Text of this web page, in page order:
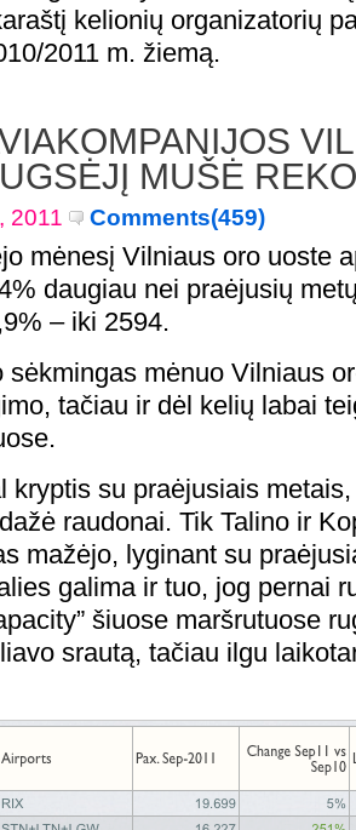
kelionių organizatorių
2011 m. žiemą.
MUŠĖ
2011 Comments(459)
mėnesį Vilniaus oro uoste
daugiau nei praėjusių
– iki 2594.
sėkmingas mėnuo Vilniaus
tačiau ir dėl kelių labai
kryptis su praėjusiais
raudonai. Tik Talino ir
mažėjo, lyginant su
galima ir tuo, jog pernai
šiuose maršrutuose
srautą, tačiau ilgu